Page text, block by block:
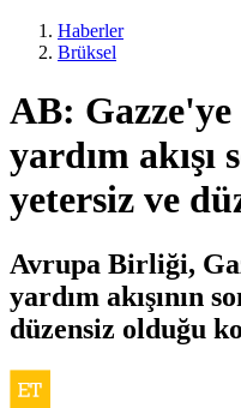
Haberler
Brüksel
AB:
yardım akışı
yetersiz ve
Avrupa Birliği,
yardım akışının
düzensiz olduğu